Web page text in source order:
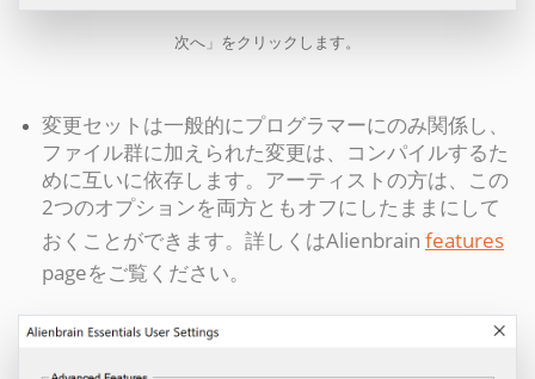
次へ」をクリックします。
変更セットは一般的にプログラマーにのみ関係し、
ファイル群に加えられた変更は、コンパイルするた
めに互いに依存します。アーティストの方は、この
2つのオプションを両方ともオフにしたままにして
おくことができます。詳しくはAlienbrain features
pageをご覧ください。